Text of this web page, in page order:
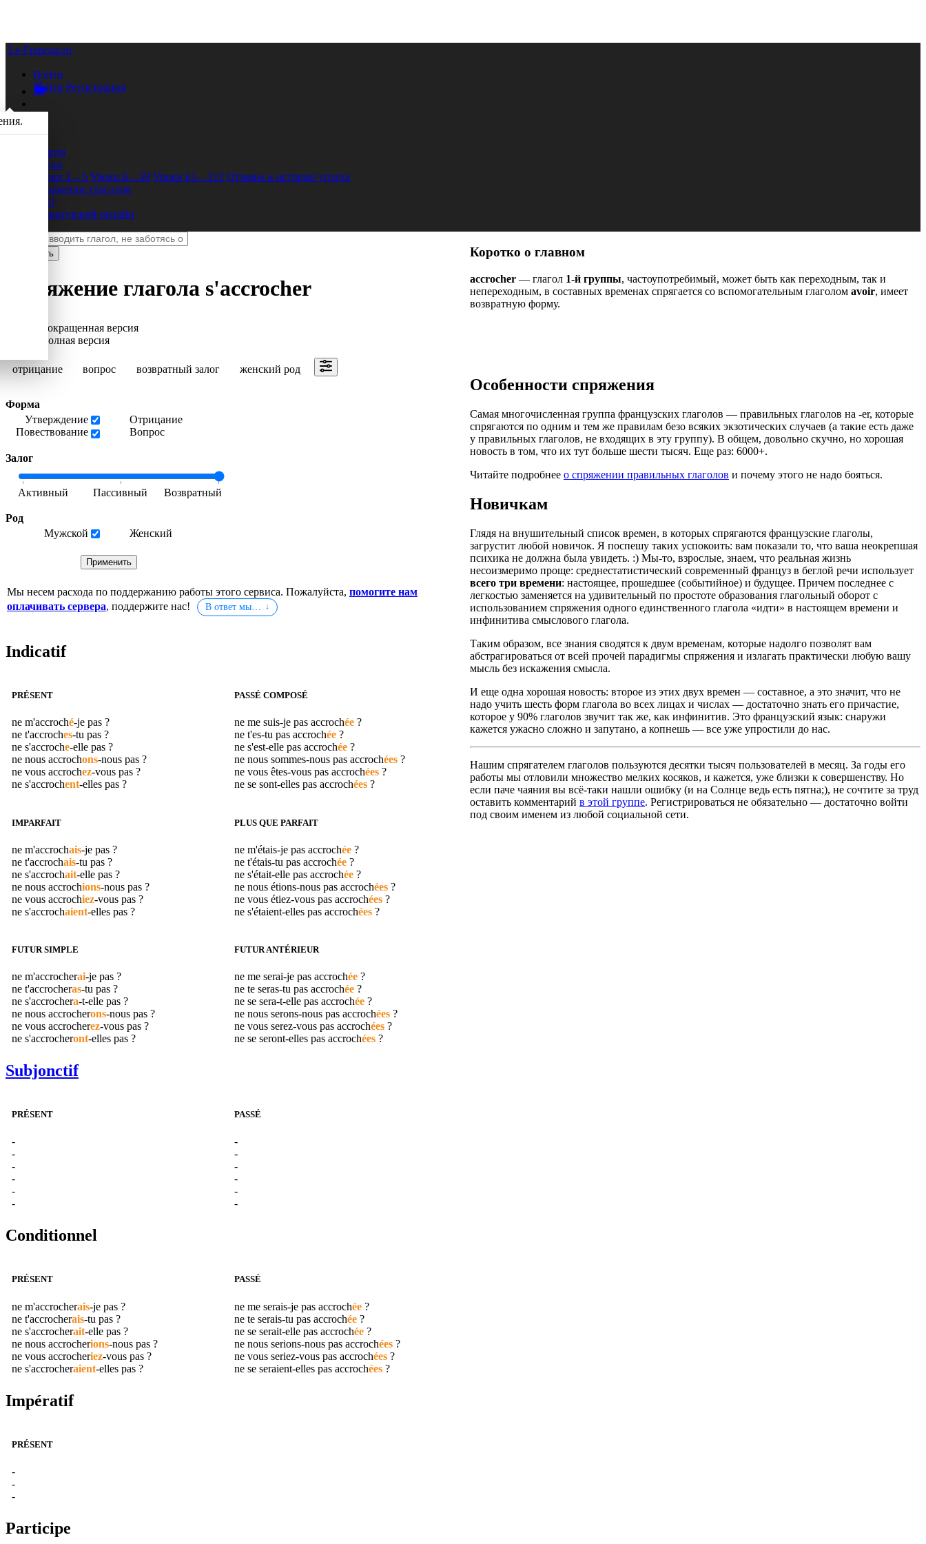
Le-Francais.ru
Войти
Войти Регистрация
Форум
Уроки
Уроки 1—5 Уроки 6—59 Уроки 61—312 Отзывы и истории успеха
Спряжение глаголов
FAQ
Французский онлайн
Спряжение глагола s'accrocher
Сокращенная версия
Полная версия
отрицание вопрос возвратный залог женский род
Форма
Утверждение
Повествование
Отрицание
Вопрос
Залог
Род
Мужской
Женский
Мы несем расхода по поддержанию работы этого сервиса. Пожалуйста, помогите нам
оплачивать сервера, поддержите нас! В ответ мы…
Indicatif
PRÉSENT
ne m'accroché-je pas ?
ne t'accroches-tu pas ?
ne s'accroche-elle pas ?
ne nous accrochons-nous pas ?
ne vous accrochez-vous pas ?
ne s'accrochent-elles pas ?
PASSÉ COMPOSÉ
ne me suis-je pas accrochée?
ne t'es-tu pas accrochée?
ne s'est-elle pas accrochée?
ne nous sommes-nous pas accrochées?
ne vous êtes-vous pas accrochées?
ne se sont-elles pas accrochées?
IMPARFAIT
ne m'accrochais-je pas ?
ne t'accrochais-tu pas ?
ne s'accrochait-elle pas ?
ne nous accrochions-nous pas ?
ne vous accrochiez-vous pas ?
ne s'accrochaient-elles pas ?
PLUS QUE PARFAIT
ne m'étais-je pas accrochée?
ne t'étais-tu pas accrochée?
ne s'était-elle pas accrochée?
ne nous étions-nous pas accrochées?
ne vous étiez-vous pas accrochées?
ne s'étaient-elles pas accrochées?
FUTUR SIMPLE
ne m'accrocherai-je pas ?
ne t'accrocheras-tu pas ?
ne s'accrochera-t-elle pas ?
ne nous accrocherons-nous pas ?
ne vous accrocherez-vous pas ?
ne s'accrocheront-elles pas ?
FUTUR ANTÉRIEUR
ne me serai-je pas accrochée?
ne te seras-tu pas accrochée?
ne se sera-t-elle pas accrochée?
ne nous serons-nous pas accrochées?
ne vous serez-vous pas accrochées?
ne se seront-elles pas accrochées?
Subjonctif
PRÉSENT
-
-
-
-
-
-
PASSÉ
-
-
-
-
-
-
Conditionnel
PRÉSENT
ne m'accrocherais-je pas ?
ne t'accrocherais-tu pas ?
ne s'accrocherait-elle pas ?
ne nous accrocherions-nous pas ?
ne vous accrocheriez-vous pas ?
ne s'accrocheraient-elles pas ?
PASSÉ
ne me serais-je pas accrochée?
ne te serais-tu pas accrochée?
ne se serait-elle pas accrochée?
ne nous serions-nous pas accrochées?
ne vous seriez-vous pas accrochées?
ne se seraient-elles pas accrochées?
Impératif
PRÉSENT
-
-
-
Participe
Коротко о главном
accrocher — глагол 1-й группы, частоупотребимый, может быть как переходным, так и
непереходным, в составных временах спрягается со вспомогательным глаголом avoir, имеет
возвратную форму.
Особенности спряжения
Самая многочисленная группа французских глаголов — правильных глаголов на -er, которые
спрягаются по одним и тем же правилам безо всяких экзотических случаев (а такие есть даже
у правильных глаголов, не входящих в эту группу). В общем, довольно скучно, но хорошая
новость в том, что их тут больше шести тысяч. Еще раз: 6000+.
Читайте подробнее о спряжении правильных глаголов и почему этого не надо бояться.
Новичкам
Глядя на внушительный список времен, в которых спрягаются французские глаголы,
загрустит любой новичок. Я поспешу таких успокоить: вам показали то, что ваша неокрепшая
психика не должна была увидеть. :) Мы-то, взрослые, знаем, что реальная жизнь
несоизмеримо проще: среднестатистический современный француз в беглой речи использует
всего три времени: настоящее, прошедшее (событийное) и будущее. Причем последнее с
легкостью заменяется на удивительный по простоте образования глагольный оборот с
использованием спряжения одного единственного глагола «идти» в настоящем времени и
инфинитива смыслового глагола.
Таким образом, все знания сводятся к двум временам, которые надолго позволят вам
абстрагироваться от всей прочей парадигмы спряжения и излагать практически любую вашу
мысль без искажения смысла.
И еще одна хорошая новость: второе из этих двух времен — составное, а это значит, что не
надо учить шесть форм глагола во всех лицах и числах — достаточно знать его причастие,
которое у 90% глаголов звучит так же, как инфинитив. Это французский язык: снаружи
кажется ужасно сложно и запутано, а копнешь — все уже упростили до нас.
Нашим спрягателем глаголов пользуются десятки тысяч пользователей в месяц. За годы его
работы мы отловили множество мелких косяков, и кажется, уже близки к совершенству. Но
если паче чаяния вы всё-таки нашли ошибку (и на Солнце ведь есть пятна;), не сочтите за труд
оставить комментарий в этой группе. Регистрироваться не обязательно — достаточно войти
под своим именем из любой социальной сети.